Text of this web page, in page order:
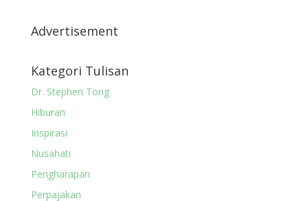
Advertisement
Kategori Tulisan
Dr. Stephen Tong
Hiburan
Inspirasi
Nusahati
Pengharapan
Perpajakan